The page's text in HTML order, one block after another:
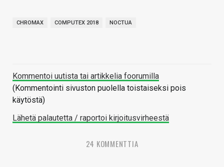
CHROMAX COMPUTEX 2018 NOCTUA
Kommentoi uutista tai artikkelia foorumilla
(Kommentointi sivuston puolella toistaiseksi pois
käytöstä)
Lähetä palautetta / raportoi kirjoitusvirheestä
24 KOMMENTTIA